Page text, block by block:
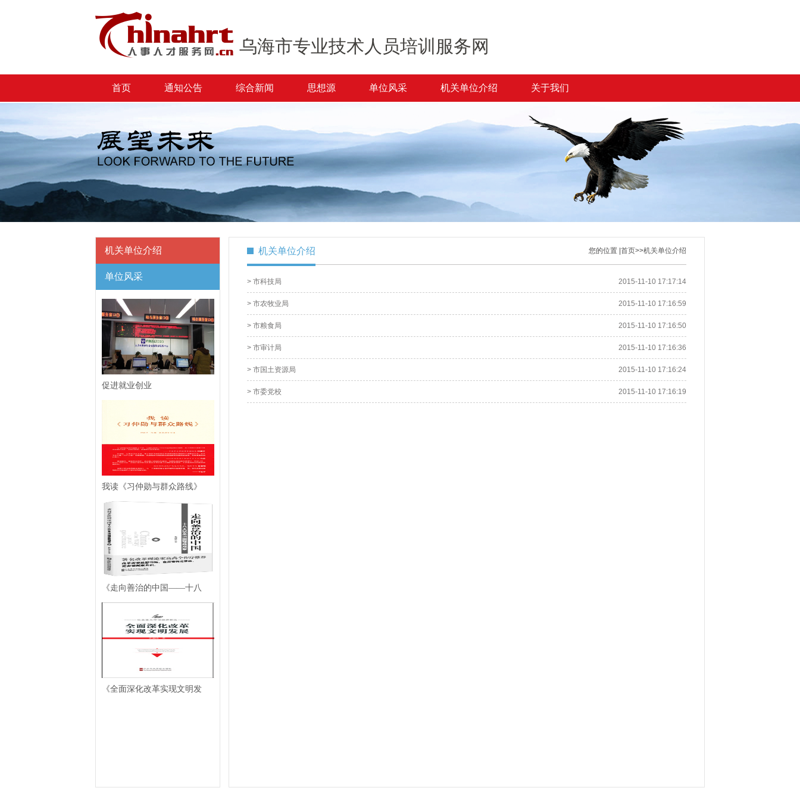
乌海市专业技术人员培训服务网
首页 通知公告 综合新闻 思想源 单位风采 机关单位介绍 关于我们
机关单位介绍
单位风采
促进就业创业
我读《习仲勋与群众路线》
《走向善治的中国——十八
《全面深化改革实现文明发
机关单位介绍 您的位置 | 首页>>机关单位介绍
> 市科技局 2015-11-10 17:17:14
> 市农牧业局 2015-11-10 17:16:59
> 市粮食局 2015-11-10 17:16:50
> 市审计局 2015-11-10 17:16:36
> 市国土资源局 2015-11-10 17:16:24
> 市委党校 2015-11-10 17:16:19